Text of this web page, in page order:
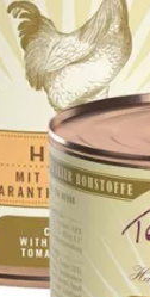
- Huhn
Hunde